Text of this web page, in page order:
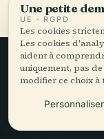
Le
bien
Une petite
UE · RGPD
Les cookies
Les cookies
aident à
uniquement, pas
modifier ce choix à
Personnaliser